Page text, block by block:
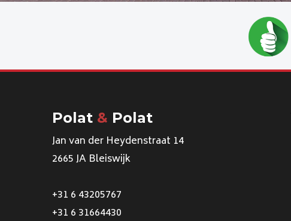
Polat & Polat
Jan van der Heydenstraat 14
2665 JA Bleiswijk
+31 6 43205767
+31 6 31664430